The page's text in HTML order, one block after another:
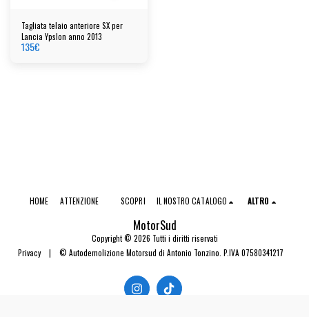
Tagliata telaio anteriore SX per
Lancia Ypslon anno 2013
135€
MotorSud
Copyright © 2026 Tutti i diritti riservati
Privacy| © Autodemolizione Motorsud di Antonio Tonzino. P.IVA 07580341217
HOME ATTENZIONE SCOPRI IL NOSTRO CATALOGO ALTRO